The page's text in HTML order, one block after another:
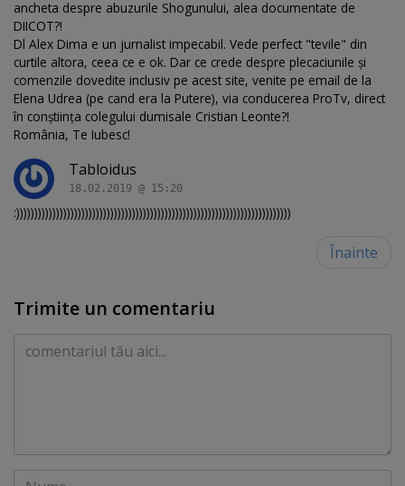
ancheta despre abuzurile Shogunului, alea documentate de
DIICOT?!
Dl Alex Dima e un jurnalist impecabil. Vede perfect "tevile" din
curtile altora, ceea ce e ok. Dar ce crede despre plecaciunile și
comenzile dovedite inclusiv pe acest site, venite pe email de la
Elena Udrea (pe cand era la Putere), via conducerea ProTv, direct
în conștiința colegului dumisale Cristian Leonte?!
România, Te Iubesc!
Tabloidus
18.02.2019 @ 15:20
:))))))))))))))))))))))))))))))))))))))))))))))))))))))))))))))))))))))))))))
Înainte
Trimite un comentariu
Comentariu
Nume